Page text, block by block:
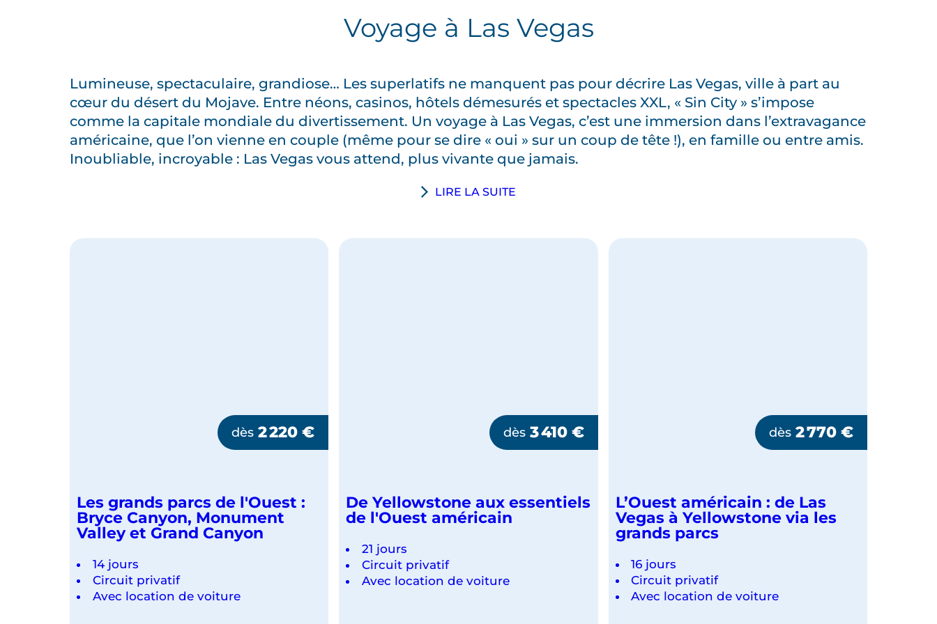
Voyage à Las Vegas
Lumineuse, spectaculaire, grandiose… Les superlatifs ne manquent pas pour décrire Las Vegas, ville à part au
cœur du désert du Mojave. Entre néons, casinos, hôtels démesurés et spectacles XXL, « Sin City » s’impose
comme la capitale mondiale du divertissement. Un voyage à Las Vegas, c’est une immersion dans l’extravagance
américaine, que l’on vienne en couple (même pour se dire « oui » sur un coup de tête !), en famille ou entre amis.
Inoubliable, incroyable : Las Vegas vous attend, plus vivante que jamais.
LIRE LA SUITE
dès 2 220€
Les grands parcs de l'Ouest :
Bryce Canyon, Monument
Valley et Grand Canyon
14 jours
Circuit privatif
Avec location de voiture
dès 3 410 €
De Yellowstone aux essentiels
de l'Ouest américain
21 jours
Circuit privatif
Avec location de voiture
dès 2 770 €
L’Ouest américain : de Las
Vegas à Yellowstone via les
grands parcs
16 jours
Circuit privatif
Avec location de voiture